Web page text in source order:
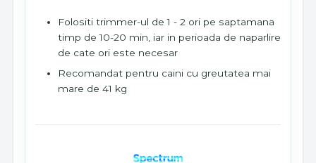
Folositi trimmer-ul de 1 - 2 ori pe saptamana
timp de 10-20 min, iar in perioada de naparlire
de cate ori este necesar
Recomandat pentru caini cu greutatea mai
mare de 41 kg